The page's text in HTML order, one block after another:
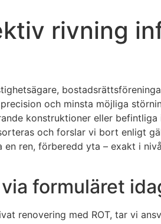
rivning
och minsta möjliga
konstruktioner eller befintliga
och forslar vi bort enligt
ren, förberedd yta – exakt i
formuläret
renovering med ROT, tar vi